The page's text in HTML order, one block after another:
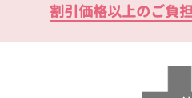
割引価格以上のご負